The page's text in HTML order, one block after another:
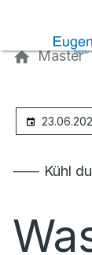
Master
⸺ Kühl